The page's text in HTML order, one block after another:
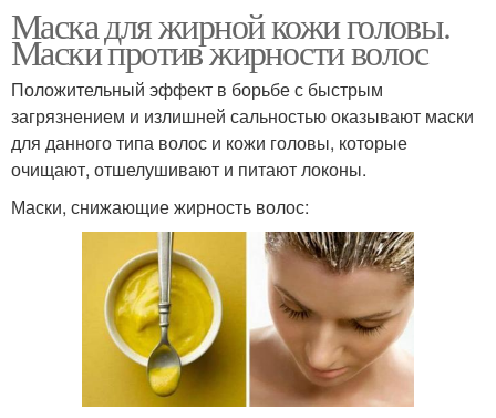
Маска для жирной кожи головы.
Маски против жирности волос
Положительный эффект в борьбе с быстрым
загрязнением и излишней сальностью оказывают маски
для данного типа волос и кожи головы, которые
очищают, отшелушивают и питают локоны.
Маски, снижающие жирность волос: